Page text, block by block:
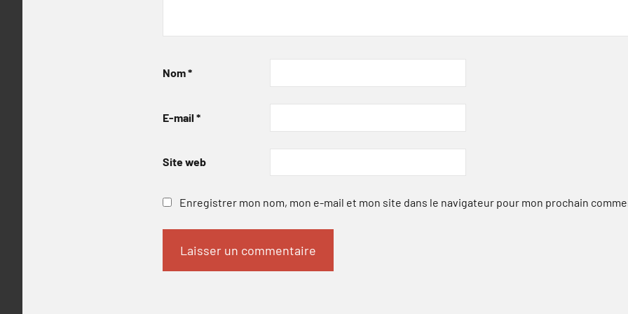
Nom*
E-mail *
Site web
Enregistrer mon nom, mon e-mail et mon site dans le navigateur pour mon prochain